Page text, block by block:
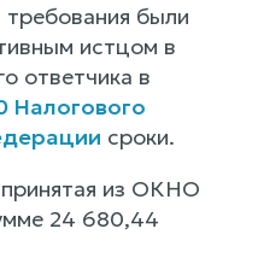
были
истцом в
ответчика в
Налогового
сроки.
из ОКНО
24 680,44